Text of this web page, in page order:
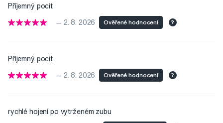
Příjemný pocit
— 2. 8. 2026 Ověřené hodnocení ?
Příjemný pocit
— 2. 8. 2026 Ověřené hodnocení ?
rychlé hojení po vytrženém zubu